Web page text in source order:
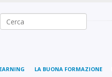
Ricerca nel sito
LA BUONA FORMAZIONE